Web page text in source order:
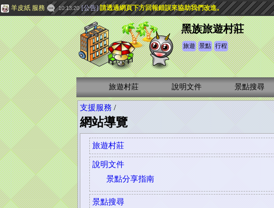
羊皮紙 服務 10:13:20 [公告]請透過網頁下方回報錯誤來協助我們改進。
黑族旅遊村莊
旅遊 景點 行程
旅遊村莊 說明文件 景點搜尋
支援服務 /
網站導覽
旅遊村莊
說明文件
景點分享指南
景點搜尋